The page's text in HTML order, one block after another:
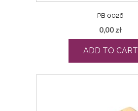
PB 0026
0,00 zł
ADD TO CART